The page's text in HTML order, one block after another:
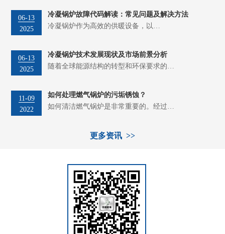
06-13
2025
冷凝锅炉故障代码解读：常见问题及解决方法
冷凝锅炉作为高效的供暖设备，以…
06-13
2025
冷凝锅炉技术发展现状及市场前景分析
随着全球能源结构的转型和环保要求的…
11-09
2022
如何处理燃气锅炉的污垢锈蚀？
如何清洁燃气锅炉是非常重要的。经过…
更多资讯 >>